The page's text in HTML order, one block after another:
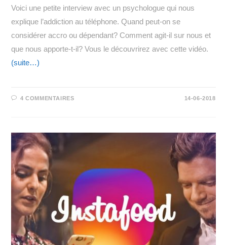
Voici une petite interview avec un psychologue qui nous
explique l’addiction au téléphone. Quand peut-on se
considérer accro ou dépendant? Comment agit-il sur nous et
que nous apporte-t-il? Vous le découvrirez avec cette vidéo.
(suite…)
4 COMMENTAIRES 14-06-2018